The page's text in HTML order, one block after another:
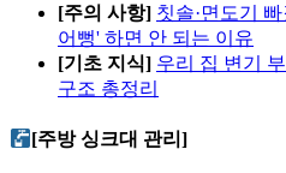
[주의 사항] 칫솔·면도기
어뻥' 하면 안 되는 이유
[기초 지식] 우리 집 변기
구조 총정리
[주방 싱크대 관리]